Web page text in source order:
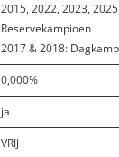
2015, 2022, 2023,
Reservekampioen
2017 & 2018:
0,000%
ja
VRIJ